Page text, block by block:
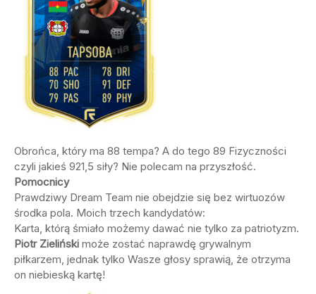
Obrońca, który ma 88 tempa? A do tego 89 Fizyczności
czyli jakieś 921,5 siły? Nie polecam na przyszłość.
Pomocnicy
Prawdziwy Dream Team nie obejdzie się bez wirtuozów
środka pola. Moich trzech kandydatów:
Karta, którą śmiało możemy dawać nie tylko za patriotyzm.
Piotr Zieliński może zostać naprawdę grywalnym
piłkarzem, jednak tylko Wasze głosy sprawią, że otrzyma
on niebieską kartę!